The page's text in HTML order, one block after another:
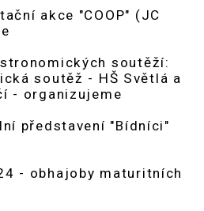
akce "COOP" (JC
soutěží:
soutěž - HŠ Světlá a
- organizujeme
představení "Bídníci"
- obhajoby maturitních